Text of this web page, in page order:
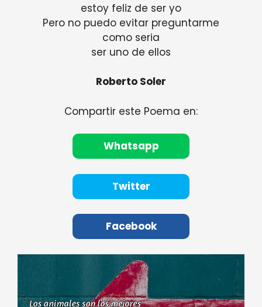
estoy feliz de ser yo
Pero no puedo evitar preguntarme
como seria
ser uno de ellos
Roberto Soler
Compartir este Poema en:
Whatsapp
Twitter
Facebook